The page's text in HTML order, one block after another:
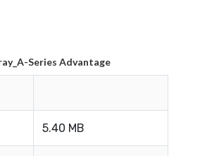
Series Advantage
5.40 MB